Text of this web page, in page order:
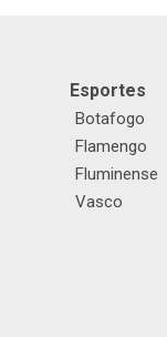
Esportes
Botafogo
Flamengo
Fluminense
Vasco